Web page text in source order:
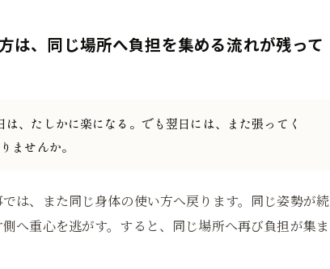
は、同じ場所へ負担を集める流れが残って
、たしかに楽になる。でも翌日には、また張ってく
ませんか。
は、また同じ身体の使い方へ戻ります。同じ姿勢が続
へ重心を逃がす。すると、同じ場所へ再び負担が集ま